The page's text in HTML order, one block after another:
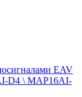
EAV
D4 \ MAP16AI-